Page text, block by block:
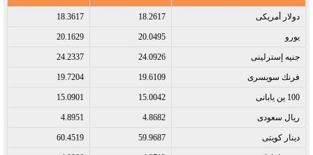
دولار أمريكى​ 18.2617
18.3617
يورو​ 20.0495
20.1629
جنيه إسترلينى​ 24.0926
24.2337
فرنك سويسرى​ 19.6109
19.7204
100 ين يابانى​ 15.0042
15.0901
ريال سعودى​ 4.8682
4.8951
دينار كويتى​ 59.9687
60.4519